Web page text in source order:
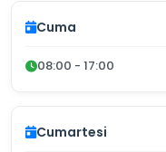
Cuma
08:00 - 17:00
Cumartesi